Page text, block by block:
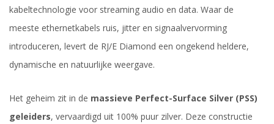
kabeltechnologie voor streaming audio en data. Waar de
meeste ethernetkabels ruis, jitter en signaalvervorming
introduceren, levert de RJ/E Diamond een ongekend heldere,
dynamische en natuurlijke weergave.
Het geheim zit in de massieve Perfect-Surface Silver (PSS)
geleiders, vervaardigd uit 100% puur zilver. Deze constructie